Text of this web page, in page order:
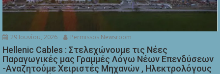
29 Ιουνίου, 2026 Permissos Newsroom
Hellenic Cables : Στελεχώνουμε τις Νέες
Παραγωγικές μας Γραμμές Λόγω Νέων Επενδύσεων
-Αναζητούμε Χειριστές Μηχανών , Ηλεκτρολόγους